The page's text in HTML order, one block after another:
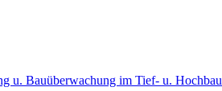
u. Bauüberwachung im Tief- u. Hochbau